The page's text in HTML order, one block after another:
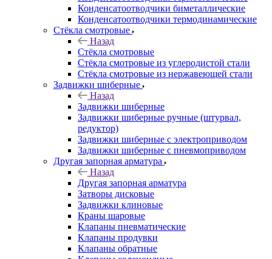
Конденсатоотводчики биметаллические
Конденсатоотводчики термодинамические
Стёкла смотровые
Назад
Стёкла смотровые
Стёкла смотровые из углеродистой стали
Стёкла смотровые из нержавеющей стали
Задвижки шиберные
Назад
Задвижки шиберные
Задвижки шиберные ручные (штурвал,
редуктор)
Задвижки шиберные с электроприводом
Задвижки шиберные с пневмоприводом
Другая запорная арматура
Назад
Другая запорная арматура
Затворы дисковые
Задвижки клиновые
Краны шаровые
Клапаны пневматические
Клапаны продувки
Клапаны обратные